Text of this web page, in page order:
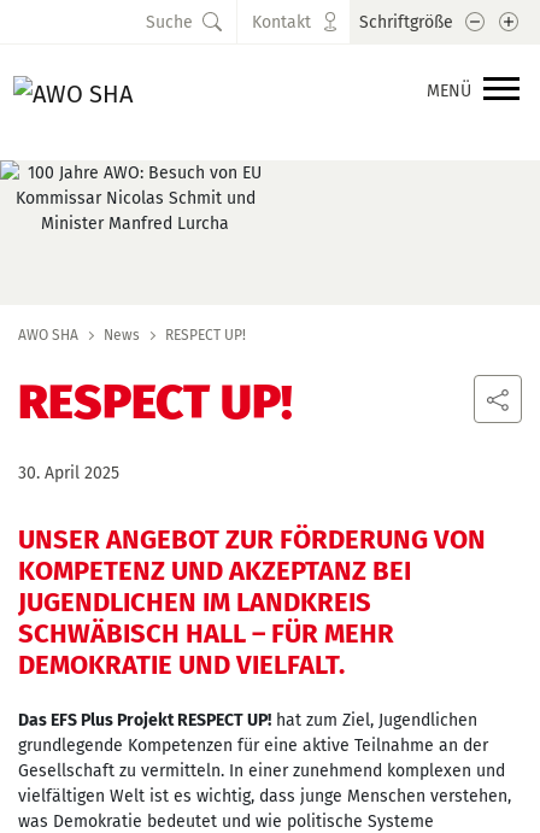
MENÜ
Suche Kontakt Schriftgröße Schrift
AWO SHA News RESPECT UP!
RESPECT UP!
30. April 2025
UNSER ANGEBOT ZUR FÖRDERUNG VON
KOMPETENZ UND AKZEPTANZ BEI
JUGENDLICHEN IM LANDKREIS
SCHWÄBISCH HALL – FÜR MEHR
DEMOKRATIE UND VIELFALT.
Das EFS Plus Projekt RESPECT UP! hat zum Ziel, Jugendlichen
grundlegende Kompetenzen für eine aktive Teilnahme an der
Gesellschaft zu vermitteln. In einer zunehmend komplexen und
vielfältigen Welt ist es wichtig, dass junge Menschen verstehen,
was Demokratie bedeutet und wie politische Systeme